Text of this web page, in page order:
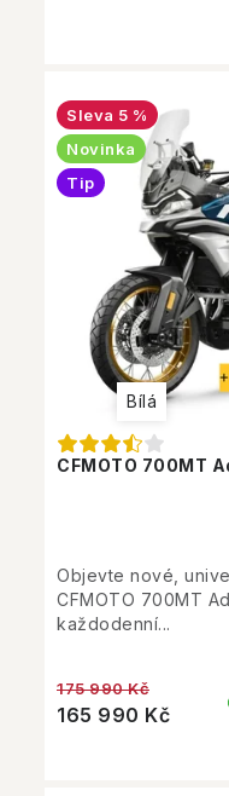
CFMOTO 700MT
5 %
Novinka
Tip
Bílá
165 990 Kč
175 990 Kč
Objevte nové,
CFMOTO 700MT
každodenní...